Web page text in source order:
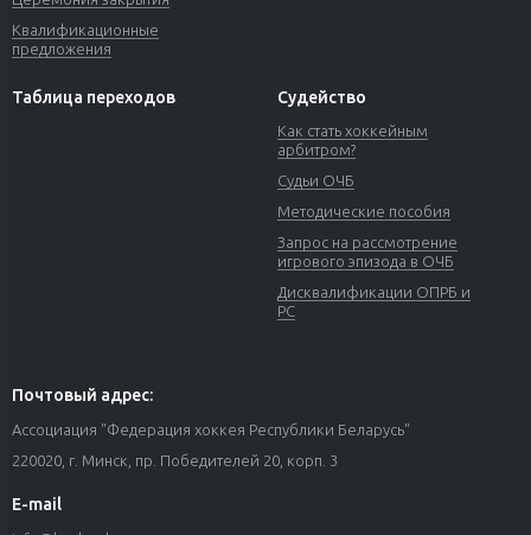
Квалификационные
предложения
Таблица переходов Судейство
Как стать хоккейным
арбитром?
Судьи ОЧБ
Методические пособия
Запрос на рассмотрение
игрового эпизода в ОЧБ
Дисквалификации ОПРБ и
РС
Почтовый адрес:
Ассоциация "Федерация хоккея Республики Беларусь"
220020, г. Минск, пр. Победителей 20, корп. 3
E-mail